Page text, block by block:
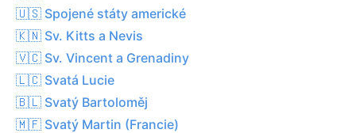
🇺🇸 Spojené státy americké
🇰🇳 Sv. Kitts a Nevis
🇻🇨 Sv. Vincent a Grenadiny
🇱🇨 Svatá Lucie
🇧🇱 Svatý Bartoloměj
🇲🇫 Svatý Martin (Francie)